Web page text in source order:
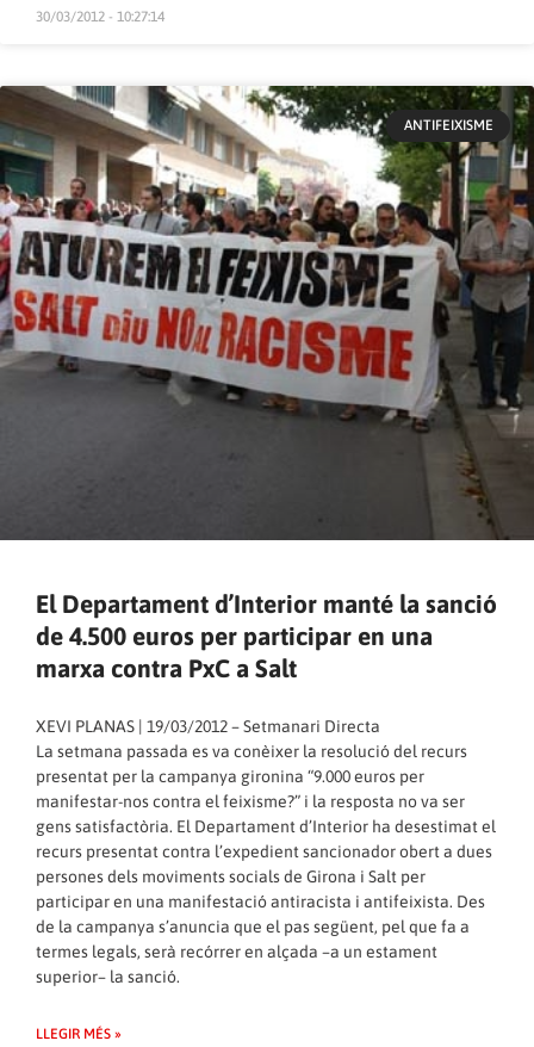
30/03/2012 - 10:27:14
ANTIFEIXISME
El Departament d’Interior manté la sanció
de 4.500 euros per participar en una
marxa contra PxC a Salt
XEVI PLANAS | 19/03/2012 – Setmanari Directa
La setmana passada es va conèixer la resolució del recurs
presentat per la campanya gironina “9.000 euros per
manifestar-nos contra el feixisme?” i la resposta no va ser
gens satisfactòria. El Departament d’Interior ha desestimat el
recurs presentat contra l’expedient sancionador obert a dues
persones dels moviments socials de Girona i Salt per
participar en una manifestació antiracista i antifeixista. Des
de la campanya s’anuncia que el pas següent, pel que fa a
termes legals, serà recórrer en alçada –a un estament
superior– la sanció.
LLEGIR MÉS »